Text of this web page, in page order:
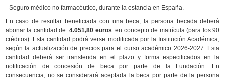
- Seguro médico no farmacéutico, durante la estancia en España.
En caso de resultar beneficiada con una beca, la persona becada deberá
abonar la cantidad de4.051,80 euros en concepto de matrícula (para los 90
créditos). Esta cantidad podrá verse modificada por la Institución Académica,
según la actualización de precios para el curso académico 2026-2027. Esta
cantidad deberá ser transferida en el plazo y forma especificados en la
notificación de concesión de beca por parte de la Fundación. En
consecuencia, no se considerará aceptada la beca por parte de la persona